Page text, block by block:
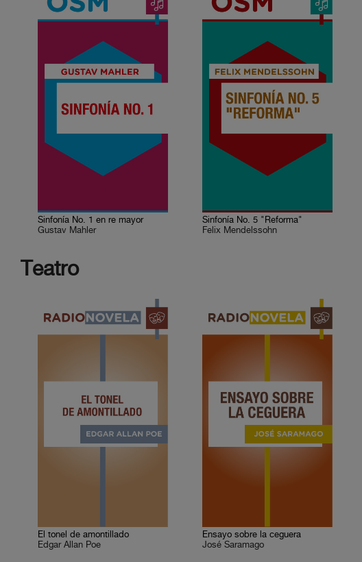
Sinfonía No. 1 en re mayor
Gustav Mahler
Sinfonía No. 5 "Reforma"
Felix Mendelssohn
Teatro
El tonel de amontillado
Edgar Allan Poe
Ensayo sobre la ceguera
José Saramago